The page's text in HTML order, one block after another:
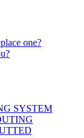
one?
SYSTEM